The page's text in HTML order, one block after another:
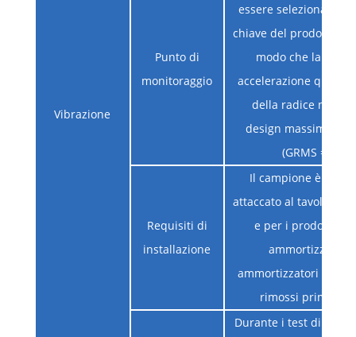
Vibrazione
Punto di
monitoraggio
essere selezionato
chiave del prodotto in
modo che la
accelerazione
della radice non
design massimo
(GRMS = 6,06)
Requisiti di
installazione
Il campione è
attaccato al tavolo da
e per i prodotti
ammortizzatori,
ammortizzatori
rimossi prima
Durante i test di